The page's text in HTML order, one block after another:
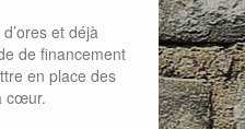
et déjà
de financement
en place des
cœur.